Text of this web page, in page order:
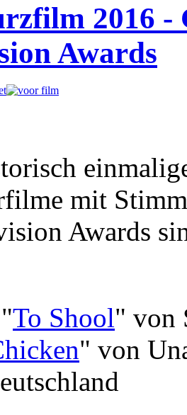
2016 -
Awards
mit
Awards
To Shool" von
" von